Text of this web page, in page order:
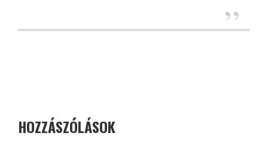
HOZZÁSZÓLÁSOK